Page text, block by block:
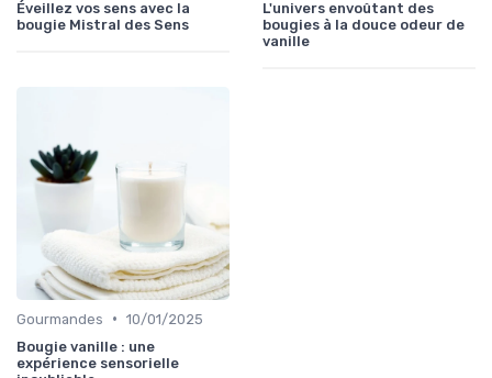
Éveillez vos sens avec la
bougie Mistral des Sens
L'univers envoûtant des
bougies à la douce odeur de
vanille
Gourmandes • 10/01/2025
Bougie vanille : une
expérience sensorielle